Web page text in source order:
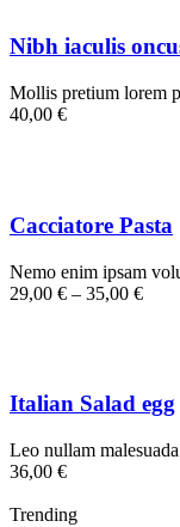
Nibh iaculis
Mollis pretium lorem
40,00 €
Cacciatore Pasta
Nemo enim ipsam
29,00 € – 35,00 €
Italian Salad egg
Leo nullam
36,00 €
Trending